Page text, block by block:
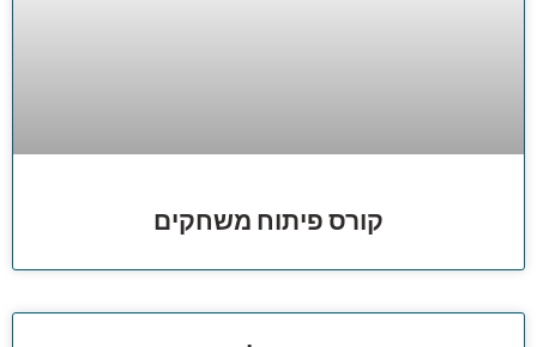
קורס פיתוח משחקים